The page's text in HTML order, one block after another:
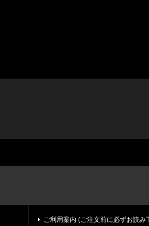
ご利用案内 (ご注文前に必ずお読み